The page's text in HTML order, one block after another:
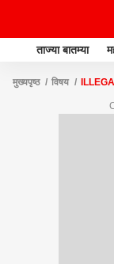
ताज्या बातम्या
मुख्यपृष्ठ विषय